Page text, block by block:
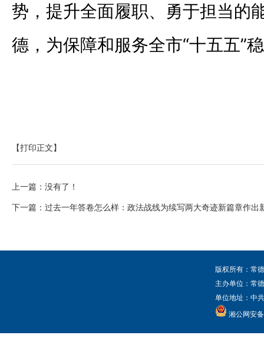
势，提升全面履职、勇于担当的
德，为保障和服务全市“十五五”
【打印正文】
上一篇：没有了！
下一篇： 过去一年答卷怎么样：政法战线为续写两大奇迹新篇章作出
版权所有：常
主办单位：常
单位地址：中
湘公网安